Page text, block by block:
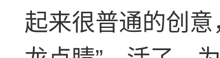
起来很普通的创